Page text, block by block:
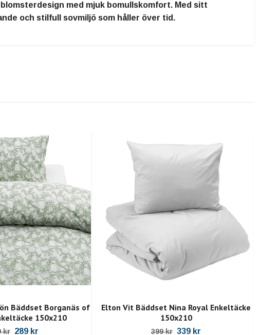
med mjuk bomullskomfort. Med sitt
och stilfull sovmiljö som håller över tid.
Bäddset Borganäs of
150x210
kr 289 kr
Elton Vit Bäddset Nina Royal Enkeltäcke
150x210
399 kr 339 kr